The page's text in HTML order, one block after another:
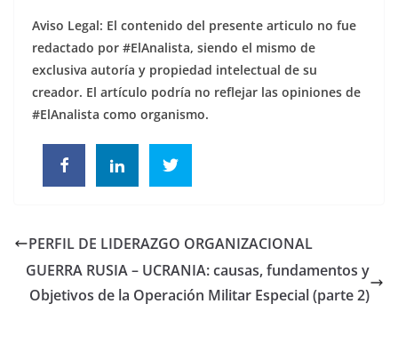
Aviso Legal: El contenido del presente articulo no fue
redactado por #ElAnalista, siendo el mismo de
exclusiva autoría y propiedad intelectual de su
creador. El artículo podría no reflejar las opiniones de
#ElAnalista como organismo.
PERFIL DE LIDERAZGO ORGANIZACIONAL
GUERRA RUSIA – UCRANIA: causas, fundamentos y
Objetivos de la Operación Militar Especial (parte 2)